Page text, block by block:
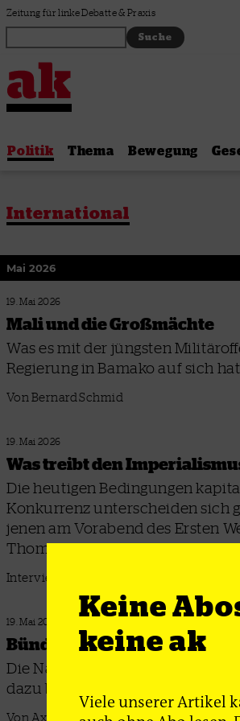
Zum Inhalt springen
Zeitung für linke Debatte & Praxis
Politik Thema Bewegung
International
Mai 2026
19. Mai 2026
Mali und die Großmächte
Was es mit der jüngsten
Regierung in Bamako auf sich hat
Von Bernard Schmid
19. Mai 2026
Was treibt den
Die heutigen Bedingungen
Konkurrenz unterscheiden sich
jenen am Vorabend des Ersten
Thomas Sablowski
Interview: Angela Klein
19. Mai 2026
Bündnis-Burnout
Die Nato ist an einem toten Punkt
dazu beigetragen haben auch
Von Axel Gehring
Keine
keine ak
Viele unserer Artikel